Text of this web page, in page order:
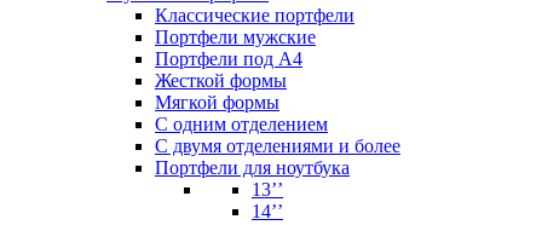
Классические портфели
Портфели мужские
Портфели под А4
Жесткой формы
Мягкой формы
С одним отделением
С двумя отделениями и более
Портфели для ноутбука
13’’
14’’